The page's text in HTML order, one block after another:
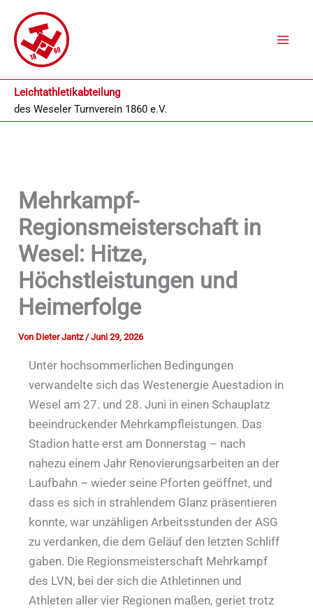
Inhalt
springen
Leichtathletikabteilung
des Weseler Turnverein 1860 e.V.
Mehrkampf-
Regionsmeisterschaft in
Wesel: Hitze,
Höchstleistungen und
Heimerfolge
Von Dieter Jantz /Juni 29, 2026
Unter hochsommerlichen Bedingungen
verwandelte sich das Westenergie Auestadion in
Wesel am 27. und 28. Juni in einen Schauplatz
beeindruckender Mehrkampfleistungen. Das
Stadion hatte erst am Donnerstag – nach
nahezu einem Jahr Renovierungsarbeiten an der
Laufbahn – wieder seine Pforten geöffnet, und
dass es sich in strahlendem Glanz präsentieren
konnte, war unzähligen Arbeitsstunden der ASG
zu verdanken, die dem Geläuf den letzten Schliff
gaben. Die Regionsmeisterschaft Mehrkampf
des LVN, bei der sich die Athletinnen und
Athleten aller vier Regionen maßen, geriet trotz